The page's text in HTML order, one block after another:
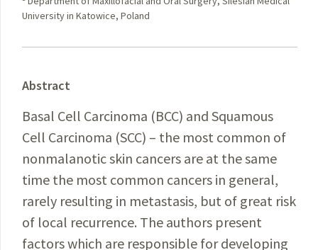
University in Katowice, Poland
Abstract
Basal Cell Carcinoma (BCC) and Squamous
Cell Carcinoma (SCC) – the most common of
nonmalanotic skin cancers are at the same
time the most common cancers in general,
rarely resulting in metastasis, but of great risk
of local recurrence. The authors present
factors which are responsible for developing